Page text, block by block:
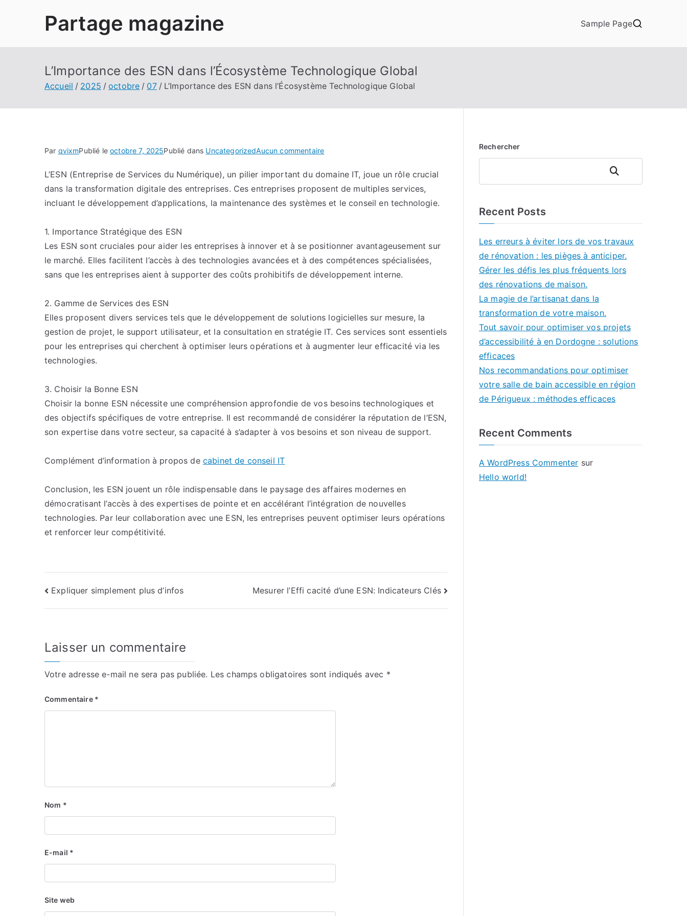
Partage magazine Sample Page
L’Importance des ESN dans l’Écosystème Technologique Global
Accueil 2025 octobre 07 L’Importance des ESN dans l’Écosystème Technologique Global
Par qvixmPublié leoctobre 7, 2025Publié dans UncategorizedAucun commentairesur
des
ESN
dans
L’ESN (Entreprise de Services du Numérique), un pilier important du domaine IT, joue un rôle crucial
dans la transformation digitale des entreprises. Ces entreprises proposent de multiples services,
incluant le développement d’applications, la maintenance des systèmes et le conseil en technologie.
1. Importance Stratégique des ESN
Les ESN sont cruciales pour aider les entreprises à innover et à se positionner avantageusement sur
le marché. Elles facilitent l’accès à des technologies avancées et à des compétences spécialisées,
sans que les entreprises aient à supporter des coûts prohibitifs de développement interne.
2. Gamme de Services des ESN
Elles proposent divers services tels que le développement de solutions logicielles sur mesure, la
gestion de projet, le support utilisateur, et la consultation en stratégie IT. Ces services sont essentiels
pour les entreprises qui cherchent à optimiser leurs opérations et à augmenter leur efficacité via les
technologies.
3. Choisir la Bonne ESN
Choisir la bonne ESN nécessite une compréhension approfondie de vos besoins technologiques et
des objectifs spécifiques de votre entreprise. Il est recommandé de considérer la réputation de l’ESN,
son expertise dans votre secteur, sa capacité à s’adapter à vos besoins et son niveau de support.
Complément d’information à propos de cabinet de conseil IT
Conclusion, les ESN jouent un rôle indispensable dans le paysage des affaires modernes en
démocratisant l’accès à des expertises de pointe et en accélérant l’intégration de nouvelles
technologies. Par leur collaboration avec une ESN, les entreprises peuvent optimiser leurs opérations
et renforcer leur compétitivité.
Navigation
de
Expliquer simplement plus d’infos Mesurer l’Effi cacité d’une ESN: Indicateurs Clés
Laisser un commentaire
Votre adresse e-mail ne sera pas publiée. Les champs obligatoires sont indiqués avec *
Commentaire *
Nom *
E-mail *
Site web
Rechercher
Rechercher
Recent Posts
Les erreurs à éviter lors de vos travaux
de rénovation : les pièges à anticiper.
Gérer les défis les plus fréquents lors
des rénovations de maison.
La magie de l’artisanat dans la
transformation de votre maison.
Tout savoir pour optimiser vos projets
d’accessibilité à en Dordogne : solutions
efficaces
Nos recommandations pour optimiser
votre salle de bain accessible en région
de Périgueux : méthodes efficaces
Recent Comments
A WordPress Commenter sur
Hello world!